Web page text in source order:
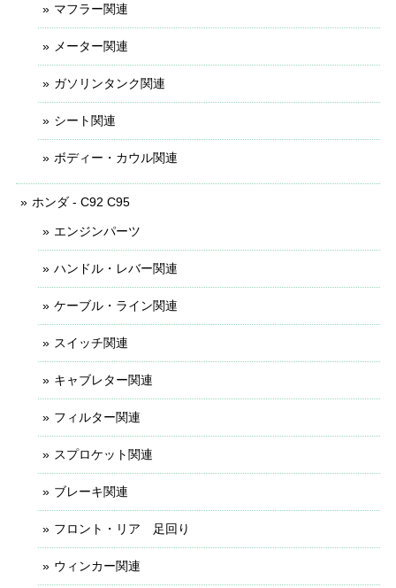
マフラー関連
メーター関連
ガソリンタンク関連
シート関連
ボディー・カウル関連
ホンダ - C92 C95
エンジンパーツ
ハンドル・レバー関連
ケーブル・ライン関連
スイッチ関連
キャブレター関連
フィルター関連
スプロケット関連
ブレーキ関連
フロント・リア 足回り
ウィンカー関連